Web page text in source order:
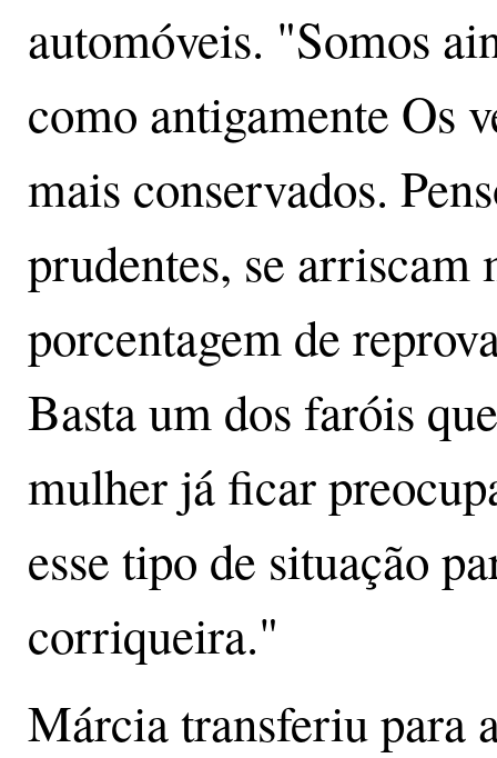
automóveis. "Somos
como antigamente Os
mais conservados.
prudentes, se arriscam
porcentagem de
Basta um dos faróis
mulher já ficar
esse tipo de situação
corriqueira."
Márcia transferiu para